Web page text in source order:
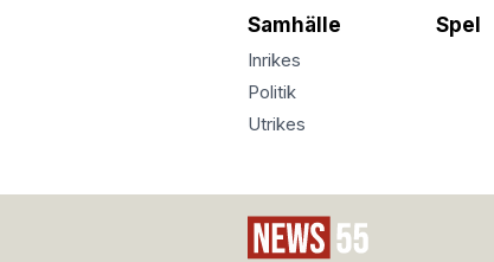
Samhälle
Inrikes
Politik
Utrikes
Spel